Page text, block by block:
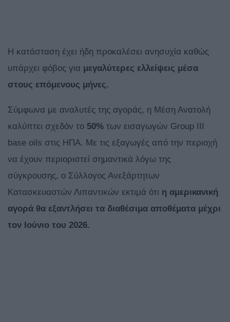
Η κατάσταση έχει ήδη προκαλέσει ανησυχία καθώς
υπάρχει φόβος για μεγαλύτερες ελλείψεις μέσα
στους επόμενους μήνες.
Σύμφωνα με αναλυτές της αγοράς, η Μέση Ανατολή
καλύπτει σχεδόν το 50% των εισαγωγών Group III
base oils στις ΗΠΑ. Με τις εξαγωγές από την περιοχή
να έχουν περιοριστεί σημαντικά λόγω της
σύγκρουσης, ο Σύλλογος Ανεξάρτητων
Κατασκευαστών Λιπαντικών εκτιμά ότι η αμερικανική
αγορά θα εξαντλήσει τα διαθέσιμα αποθέματα μέχρι
τον Ιούνιο του 2026.